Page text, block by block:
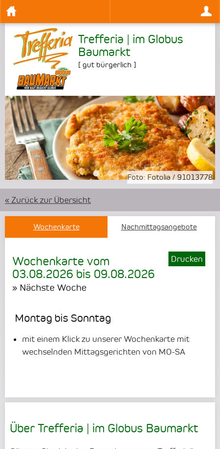
Trefferia | im Globus
Baumarkt
[ gut bürgerlich ]
Foto:Fotolia / 91013778
•••
« Zurück zur Übersicht
Wochenkarte Nachmittagsangebote
Drucken
Wochenkarte vom
03.08.2026 bis 09.08.2026
» Nächste Woche
Montag bis Sonntag
mit einem Klick zu unserer Wochenkarte mit
wechselnden Mittagsgerichten von MO-SA
Über Trefferia | im Globus Baumarkt